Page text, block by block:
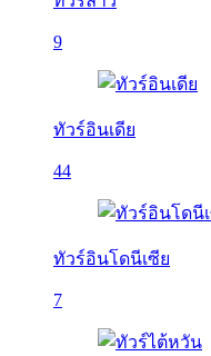
9
ทัวร์อินเดีย
44
ทัวร์อินโดนีเซีย
7